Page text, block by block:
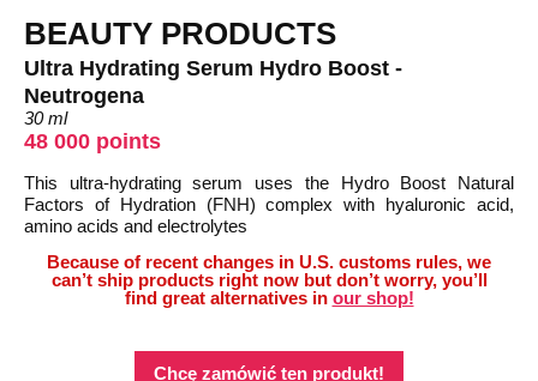
BEAUTY PRODUCTS
Ultra Hydrating Serum Hydro Boost -
Neutrogena
30 ml
48 000 points
This ultra-hydrating serum uses the Hydro Boost Natural
Factors of Hydration (FNH) complex with hyaluronic acid,
amino acids and electrolytes
Because of recent changes in U.S. customs rules, we
can’t ship products right now but don’t worry, you’ll
find great alternatives in our shop!
Chcę zamówić ten produkt!